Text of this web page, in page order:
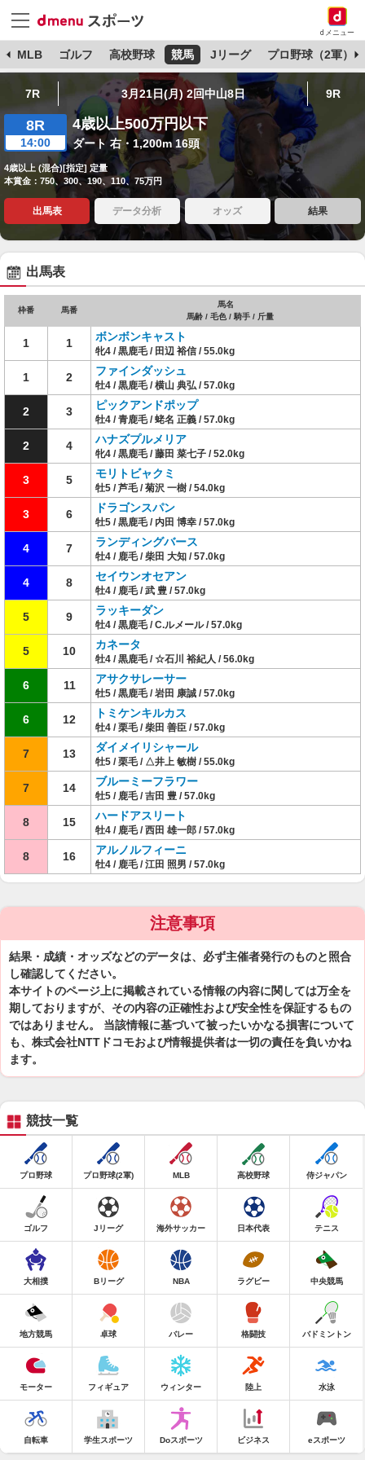
dメニュー
MLB ゴルフ 高校野球 競馬 Jリーグ プロ野球（2軍）
7R 3月21日(月) 2回中山8日 9R
8R
14:00
4歳以上500万円以下
ダート 右・1,200m 16頭
4歳以上 (混合)[指定] 定量
本賞金：750、300、190、110、75万円
出馬表 データ分析 オッズ 結果
出馬表
枠番 馬番
馬名
馬齢 / 毛色 / 騎手 / 斤量
1 1 ボンボンキャスト
牝4 / 黒鹿毛 / 田辺 裕信 / 55.0kg
1 2 ファインダッシュ
牡4 / 黒鹿毛 / 横山 典弘 / 57.0kg
2 3 ピックアンドポップ
牡4 / 青鹿毛 / 蛯名 正義 / 57.0kg
2 4 ハナズプルメリア
牝4 / 黒鹿毛 / 藤田 菜七子 / 52.0kg
3 5 モリトビャクミ
牡5 / 芦毛 / 菊沢 一樹 / 54.0kg
3 6 ドラゴンスパン
牡5 / 黒鹿毛 / 内田 博幸 / 57.0kg
4 7 ランディングバース
牡4 / 鹿毛 / 柴田 大知 / 57.0kg
4 8 セイウンオセアン
牡4 / 鹿毛 / 武 豊 / 57.0kg
5 9 ラッキーダン
牡4 / 黒鹿毛 / C.ルメール / 57.0kg
5 10 カネータ
牡4 / 黒鹿毛 / ☆石川 裕紀人 / 56.0kg
6 11 アサクサレーサー
牡5 / 黒鹿毛 / 岩田 康誠 / 57.0kg
6 12 トミケンキルカス
牡4 / 栗毛 / 柴田 善臣 / 57.0kg
7 13 ダイメイリシャール
牡5 / 栗毛 / △井上 敏樹 / 55.0kg
7 14 ブルーミーフラワー
牡5 / 鹿毛 / 吉田 豊 / 57.0kg
8 15 ハードアスリート
牡4 / 鹿毛 / 西田 雄一郎 / 57.0kg
8 16 アルノルフィーニ
牡4 / 鹿毛 / 江田 照男 / 57.0kg
注意事項
結果・成績・オッズなどのデータは、必ず主催者発行のものと照合
し確認してください。
本サイトのページ上に掲載されている情報の内容に関しては万全を
期しておりますが、その内容の正確性および安全性を保証するもの
ではありません。 当該情報に基づいて被ったいかなる損害について
も、株式会社NTTドコモおよび情報提供者は一切の責任を負いかね
ます。
競技一覧
プロ野球 プロ野球(2軍) MLB 高校野球 侍ジャパン
ゴルフ Jリーグ 海外サッカー 日本代表 テニス
大相撲 Bリーグ NBA ラグビー 中央競馬
地方競馬 卓球 バレー 格闘技 バドミントン
モーター フィギュア ウィンター 陸上 水泳
自転車 学生スポーツ Doスポーツ ビジネス eスポーツ